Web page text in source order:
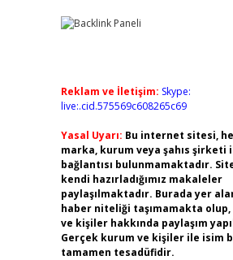
Reklam ve İletişim: Skype:
live:.cid.575569c608265c69
Yasal Uyarı: Bu internet sitesi,
marka, kurum veya şahıs şirketi
bağlantısı bulunmamaktadır.
kendi hazırladığımız makaleler
paylaşılmaktadır. Burada yer
haber niteliği taşımamakta
ve kişiler hakkında paylaşım
Gerçek kurum ve kişiler ile isim
tamamen tesadüfidir.